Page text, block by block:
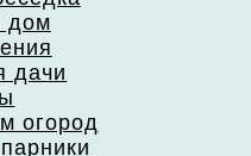
дом
дачи
огород